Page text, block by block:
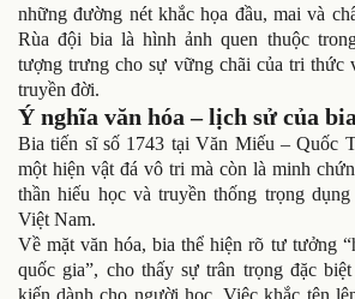
những đường nét khắc họa đầu, mai và
Rùa đội bia là hình ảnh quen thuộc
tượng trưng cho sự vững chãi của tri thức
truyền đời.
Ý nghĩa văn hóa – lịch sử của
Bia tiến sĩ số 1743 tại Văn Miếu – Quốc
một hiện vật đá vô tri mà còn là minh
thần hiếu học và truyền thống trọng
Việt Nam.
Về mặt văn hóa, bia thể hiện rõ tư tưởng
quốc gia”, cho thấy sự trân trọng đặc
kiến dành cho người học. Việc khắc tên